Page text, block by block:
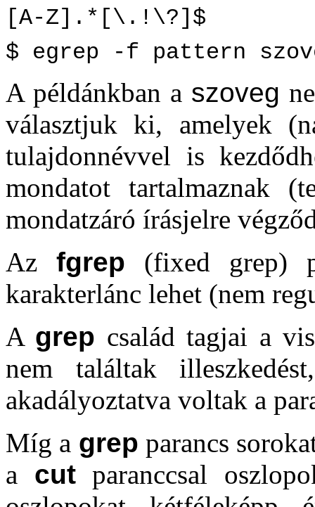
[A-Z].*[\.!\?]$
$ egrep -f pattern
A példánkban a szoveg
választjuk ki, amelyek
tulajdonnévvel is
mondatot tartalmaznak
mondatzáró írásjelre
Az fgrep (fixed grep)
karakterlánc lehet (nem
A grep család tagjai a
nem találtak
akadályoztatva voltak a
Míg a grep parancs
a cutparanccsal